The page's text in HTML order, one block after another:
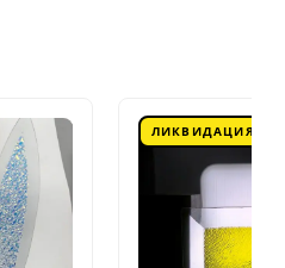
ЛИКВИДАЦИЯ